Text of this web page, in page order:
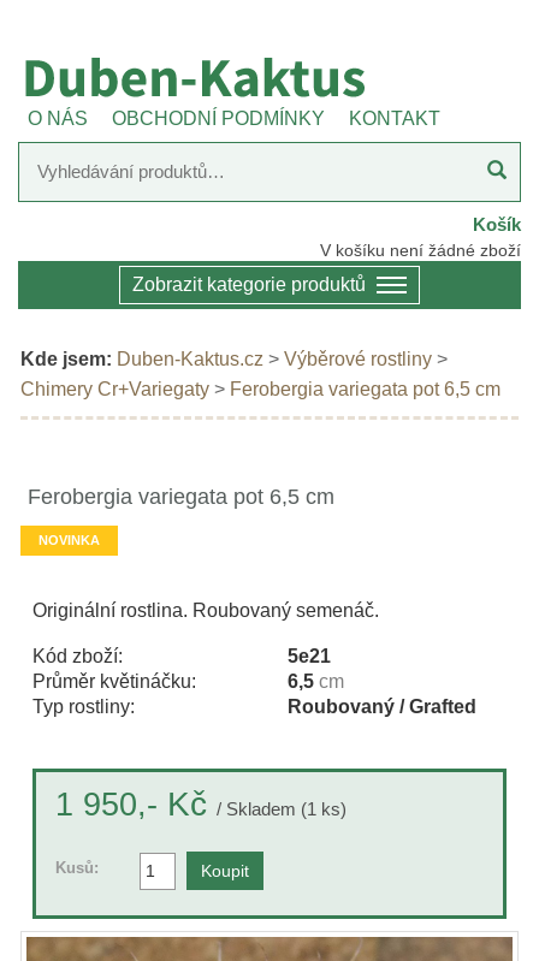
O NÁS OBCHODNÍ PODMÍNKY KONTAKT
Košík
V košíku není žádné zboží
Zobrazit kategorie produktů
Kde jsem: Duben-Kaktus.cz > Výběrové rostliny >
Chimery Cr+Variegaty > Ferobergia variegata pot 6,5 cm
Ferobergia variegata pot 6,5 cm
NOVINKA
Originální rostlina. Roubovaný semenáč.
Kód zboží:
5e21
Průměr květináčku:
6,5 cm
Typ rostliny:
Roubovaný / Grafted
1 950,- Kč / Skladem (1 ks)
Kusů: